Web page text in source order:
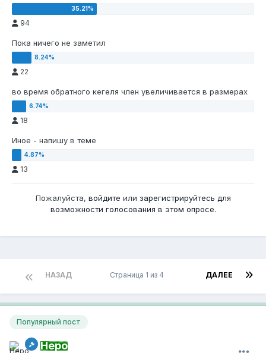
94
Пока ничего не заметил
22
во время обратного кегеля член увеличивается в размерах
18
Иное - напишу в теме
13
Пожалуйста, войдите или зарегистрируйтесь для
возможности голосования в этом опросе.
НАЗАД ДАЛЕЕ
Страница 1 из 4
Популярный пост
Неро